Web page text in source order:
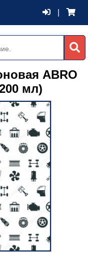
ABRO
мл)